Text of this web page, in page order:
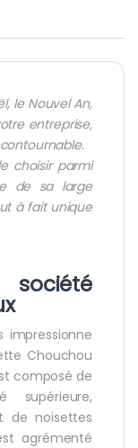
le Nouvel An,
entreprise,
choisir parmi
de sa large
à fait unique
impressionne
Chouchou
composé de
de noisettes
agrémenté